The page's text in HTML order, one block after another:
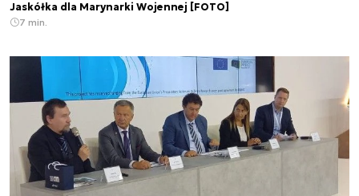
Jaskółka dla Marynarki Wojennej [FOTO]
7 min.